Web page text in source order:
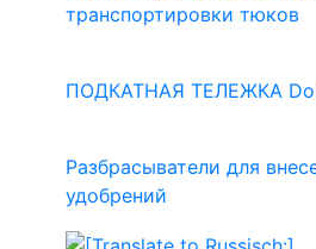
транспортировки тюков
ПОДКАТНАЯ ТЕЛЕЖКА
Разбрасыватели для
удобрений